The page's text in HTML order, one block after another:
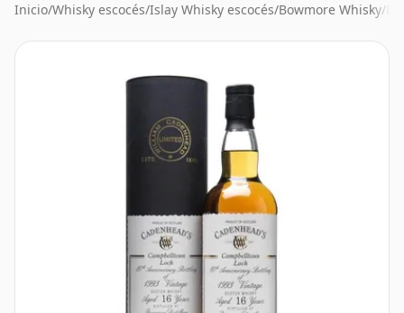
Inicio/Whisky escocés/Islay Whisky escocés/Bowmore Whisky/